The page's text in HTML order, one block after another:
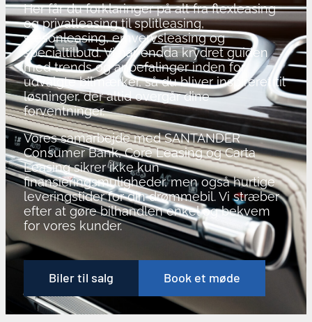
Her får du forklaringer på alt fra flexleasing
og privatleasing til splitleasing,
sæsonleasing, erhvervsleasing og
specialtilbud. Vi har endda krydret guiden
med trends og anbefalinger inden for
udvalgte bilmærker, så du bliver inspireret til
løsninger, der altid overgår dine
forventninger.
Vores samarbejde med SANTANDER
Consumer Bank, Core Leasing og Carta
Leasing sikrer ikke kun
finansieringsmuligheder, men også hurtige
leveringstider for din drømmebil. Vi stræber
efter at gøre bilhandlen enkel og bekvem
for vores kunder.
Biler til salg Book et møde